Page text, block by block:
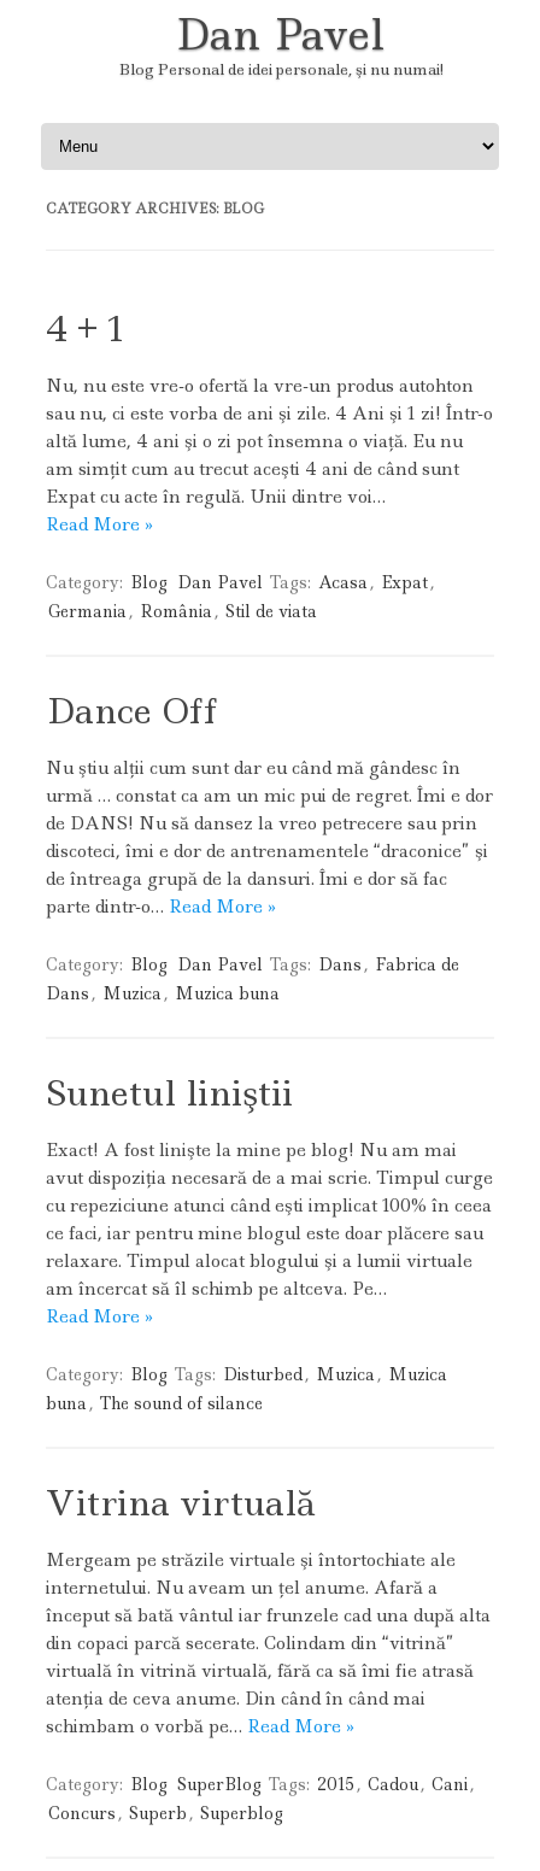
Dan Pavel
Blog Personal de idei personale, şi nu numai!
Skip to content
CATEGORY ARCHIVES:BLOG
4 + 1
Nu, nu este vre-o ofertă la vre-un produs autohton
sau nu, ci este vorba de ani şi zile. 4 Ani şi 1 zi! Într-o
altă lume, 4 ani şi o zi pot însemna o viaţă. Eu nu
am simţit cum au trecut aceşti 4 ani de când sunt
Expat cu acte în regulă. Unii dintre voi…
Read More »
Category: Blog Dan Pavel Tags: Acasa , Expat,
Germania , România , Stil de viata
Dance Off
Nu ştiu alţii cum sunt dar eu când mă gândesc în
urmă … constat ca am un mic pui de regret. Îmi e dor
de DANS! Nu să dansez la vreo petrecere sau prin
discoteci, îmi e dor de antrenamentele “draconice” şi
de întreaga grupă de la dansuri. Îmi e dor să fac
parte dintr-o… Read More »
Category: Blog Dan Pavel Tags: Dans , Fabrica de
Dans , Muzica , Muzica buna
Sunetul liniştii
Exact! A fost linişte la mine pe blog! Nu am mai
avut dispoziţia necesară de a mai scrie. Timpul curge
cu repeziciune atunci când eşti implicat 100% în ceea
ce faci, iar pentru mine blogul este doar plăcere sau
relaxare. Timpul alocat blogului şi a lumii virtuale
am încercat să îl schimb pe altceva. Pe…
Read More »
Category: Blog Tags: Disturbed, Muzica , Muzica
buna , The sound of silance
Vitrina virtuală
Mergeam pe străzile virtuale şi întortochiate ale
internetului. Nu aveam un ţel anume. Afară a
început să bată vântul iar frunzele cad una după alta
din copaci parcă secerate. Colindam din “vitrină”
virtuală în vitrină virtuală, fără ca să îmi fie atrasă
atenţia de ceva anume. Din când în când mai
schimbam o vorbă pe… Read More »
Category: Blog SuperBlog Tags: 2015 , Cadou, Cani,
Concurs , Superb , Superblog